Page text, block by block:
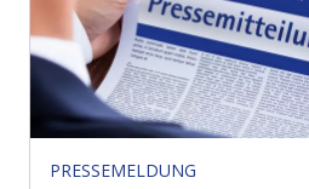
PRESSEMELDUNG